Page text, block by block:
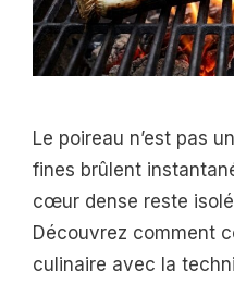
Le poireau n’est pas
fines brûlent
cœur dense reste
Découvrez comment
culinaire avec la